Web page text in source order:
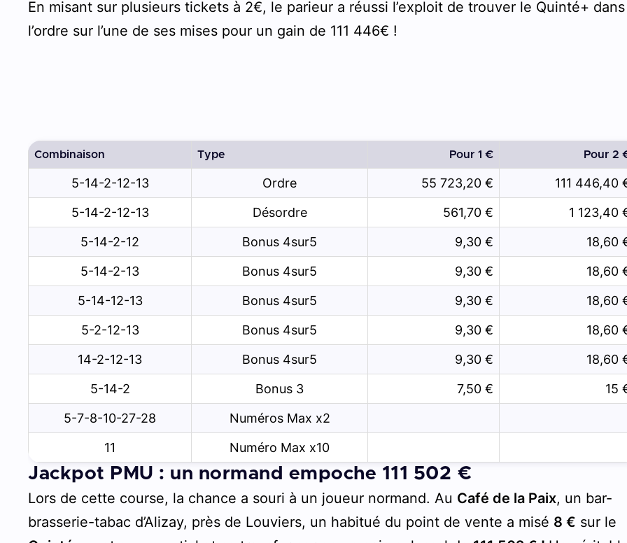
En misant sur plusieurs tickets à 2€, le parieur a réussi l’exploit de trouver le Quinté+ dans
l’ordre sur l’une de ses mises pour un gain de 111 446€ !
Combinaison Type Pour 1 € Pour 2
5-14-2-12-13 Ordre 55 723,20 €
111 446,40
5-14-2-12-13
Désordre 561,70 €
1 123,40
5-14-2-12
Bonus 4sur5 9,30 €
18,60
5-14-2-13
Bonus 4sur5 9,30 €
18,60
5-14-12-13
Bonus 4sur5 9,30 €
18,60
5-2-12-13
Bonus 4sur5 9,30 €
18,60
14-2-12-13
Bonus 4sur5 9,30 €
18,60
5-14-2
Bonus 3 7,50 €
15
5-7-8-10-27-28
Numéros Max x2
11
Numéro Max x10
Jackpot PMU : un normand empoche 111 502 €
Lors de cette course, la chance a souri à un joueur normand. Au Café de la Paix, un bar-
brasserie-tabac d’Alizay, près de Louviers, un habitué du point de vente a misé 8 € sur le